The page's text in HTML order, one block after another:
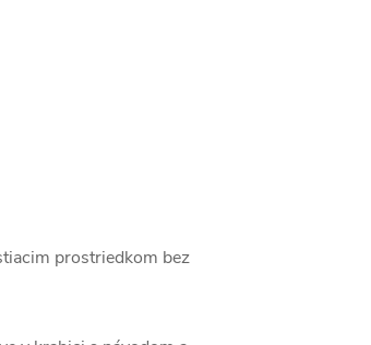
prostriedkom bez